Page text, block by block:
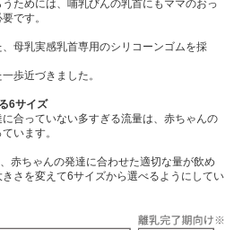
ためには、哺乳びんの乳首にもママのおっ
です。
母乳実感乳首専用のシリコーンゴムを採
歩近づきました。
6サイズ
合っていない多すぎる流量は、赤ちゃんの
います。
赤ちゃんの発達に合わせた適切な量が飲め
さを変えて6サイズから選べるようにしてい